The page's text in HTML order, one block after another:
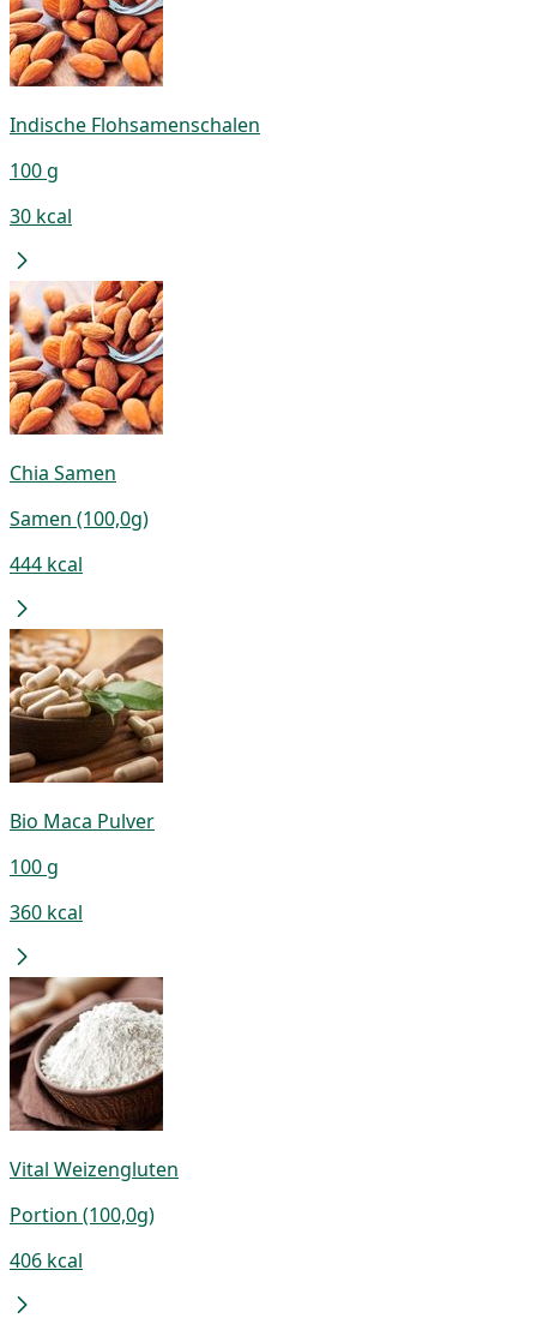
Indische Flohsamenschalen
100 g
30 kcal
Chia Samen
Samen (100,0g)
444 kcal
Bio Maca Pulver
100 g
360 kcal
Vital Weizengluten
Portion (100,0g)
406 kcal